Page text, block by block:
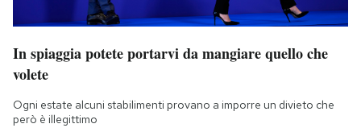
In spiaggia potete portarvi da mangiare quello che
volete
Ogni estate alcuni stabilimenti provano a imporre un divieto che
però è illegittimo